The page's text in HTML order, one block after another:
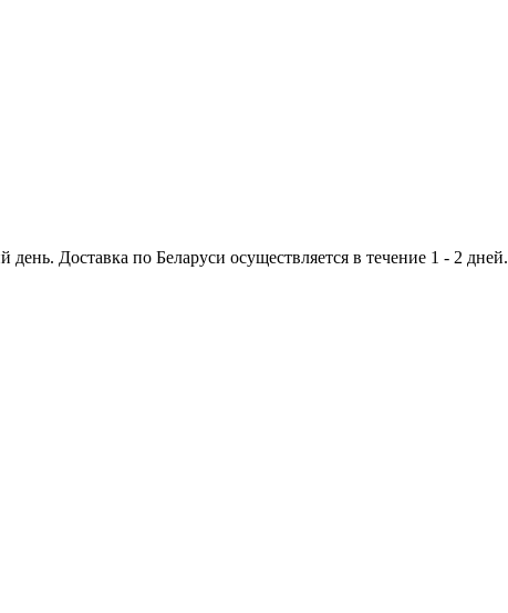
Доставка по Беларуси осуществляется в течение 1 - 2 дней.